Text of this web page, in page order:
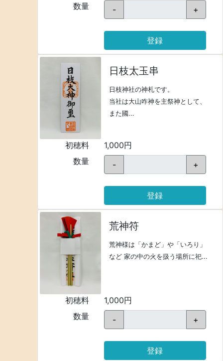
数量
- +
登録
日枝太玉串
日枝神社の神札です。
当社は大山咋神を主祭神として、
また國...
初穂料
1,000円
数量
- +
登録
荒神符
荒神様は「かまど」や「いろり」
など 家の中の火を扱う場所に祀...
初穂料
1,000円
数量
- +
登録